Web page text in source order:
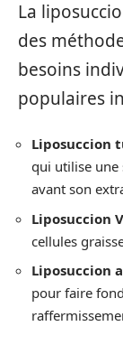
La
des
besoins
populaires
Liposuccion
qui utilise une
avant son
Liposuccion
cellules
Liposuccion
pour faire